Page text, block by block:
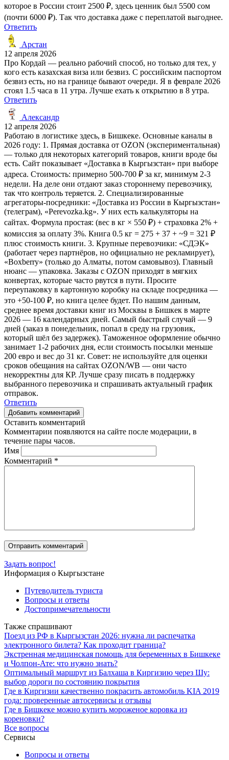
которое в России стоит 2500 ₽, здесь ценник был 5500 сом
(почти 6000 ₽). Так что доставка даже с переплатой выгоднее.
Ответить
Арстан
12 апреля 2026
Про Кордай — реально рабочий способ, но только для тех, у
кого есть казахская виза или безвиз. С российским паспортом
безвиз есть, но на границе бывают очереди. Я в феврале 2026
стоял 1.5 часа в 11 утра. Лучше ехать к открытию в 8 утра.
Ответить
Александр
12 апреля 2026
Работаю в логистике здесь, в Бишкеке. Основные каналы в
2026 году: 1. Прямая доставка от OZON (экспериментальная)
— только для некоторых категорий товаров, книги вроде бы
есть. Сайт показывает «Доставка в Кыргызстан» при выборе
адреса. Стоимость: примерно 500-700 ₽ за кг, минимум 2-3
недели. На деле они отдают заказ стороннему перевозчику,
так что контроль теряется. 2. Специализированные
агрегаторы-посредники: «Доставка из России в Кыргызстан»
(телеграм), «Perevozka.kg». У них есть калькуляторы на
сайтах. Формула простая: (вес в кг × 550 ₽) + страховка 2% +
комиссия за оплату 3%. Книга 0.5 кг = 275 + 37 + ~9 = 321 ₽
плюс стоимость книги. 3. Крупные перевозчики: «СДЭК»
(работает через партнёров, но официально не рекламирует),
«Boxberry» (только до Алматы, потом самовывоз). Главный
нюанс — упаковка. Заказы с OZON приходят в мягких
конвертах, которые часто рвутся в пути. Просите
переупаковку в картонную коробку на складе посредника —
это +50-100 ₽, но книга целее будет. По нашим данным,
среднее время доставки книг из Москвы в Бишкек в марте
2026 — 16 календарных дней. Самый быстрый случай — 9
дней (заказ в понедельник, попал в среду на грузовик,
который шёл без задержек). Таможенное оформление обычно
занимает 1-2 рабочих дня, если стоимость посылки меньше
200 евро и вес до 31 кг. Совет: не используйте для оценки
сроков обещания на сайтах OZON/WB — они часто
некорректны для КР. Лучше сразу писать в поддержку
выбранного перевозчика и спрашивать актуальный график
отправок.
Ответить
Добавить комментарий
Оставить комментарий
Комментарии появляются на сайте после модерации, в
течение пары часов.
Имя
Комментарий *
Задать вопрос!
Информация о Кыргызстане
Путеводитель туриста
Вопросы и ответы
Достопримечательности
Также спрашивают
Поезд из РФ в Кыргызстан 2026: нужна ли распечатка
электронного билета? Как проходит граница?
Экстренная медицинская помощь для беременных в Бишкеке
и Чолпон-Ате: что нужно знать?
Оптимальный маршрут из Балхаша в Киргизию через Шу:
выбор дороги по состоянию покрытия
Где в Киргизии качественно покрасить автомобиль KIA 2019
года: проверенные автосервисы и отзывы
Где в Бишкеке можно купить мороженое коровка из
кореновки?
Все вопросы
Сервисы
Вопросы и ответы